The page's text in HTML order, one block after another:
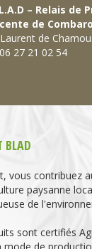
– Relais de
de
de
06 27 21 02 54
BLAD
vous contribuez
paysanne
de
sont certifiés